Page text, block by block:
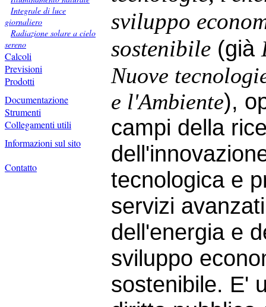
Integrale di luce
giornaliero
Radiazione solare a cielo
sereno
Calcoli
Previsioni
Prodotti
Documentazione
Strumenti
Collegamenti utili
Informazioni sul sito
Contatto
sviluppo
sostenibile (già
Nuove
e l'Ambiente),
campi della
tecnologica e
servizi
dell'energia e
sviluppo
sostenibile. E'